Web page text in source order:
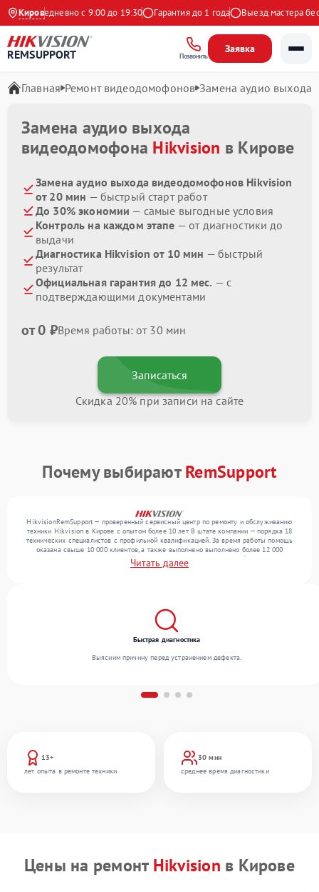
Киров
Ежедневно с 9:00 до 19:30 Гарантия до 1 года Выезд мастера
REMSUPPORT Позвонить
Заявка
Главная Ремонт видеодомофонов Замена аудио выхода
Замена аудио выхода
видеодомофона Hikvision в Кирове
Замена аудио выхода видеодомофонов Hikvision
от 20 мин — быстрый старт работ
До 30% экономии — самые выгодные условия
Контроль на каждом этапе — от диагностики до
выдачи
Диагностика Hikvision от 10 мин — быстрый
результат
Официальная гарантия до 12 мес. — с
подтверждающими документами
от 0 ₽Время работы: от 30 мин
Записаться
Скидка 20% при записи на сайте
Почему выбираютRemSupport
HikvisionRemSupport — проверенный сервисный центр по ремонту и обслуживанию
техники Hikvision в Кирове с опытом более 10 лет. В штате компании — порядка 18
технических специалистов с профильной квалификацией. За время работы помощь
оказана свыше 10 000 клиентов, а также выполнено выполнено более 12 000
ремонтов. Ежемесячно в сервисный центр поступает более 300 устройств, включая , , .
Мы работаем с широким спектром неисправностей и поддерживаем высокий
Читать далее
13+
лет опыта в ремонте техники
30 мин
среднее время диагностики
Быстрая диагностика
Выясним причину перед устранением дефекта.
Цены на ремонт Hikvision в Кирове